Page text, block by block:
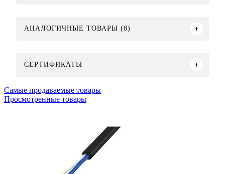
АНАЛОГИЧНЫЕ ТОВАРЫ (8)
СЕРТИФИКАТЫ
Самые продаваемые товары
Просмотренные товары